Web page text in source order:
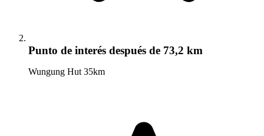
Punto de interés después de 73,2 km
Wungung Hut 35km